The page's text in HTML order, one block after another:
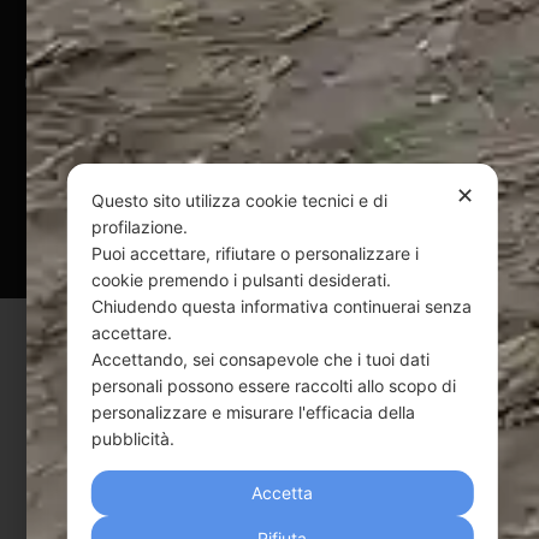
@ Copyright 2024 Webpesca è un brand Intent di Federico
Andrenacci P.Iva 01917920678
Via G. Galilei n. 2 – 64018 Tortoreto TE | REA TE-168019 |
Mail:info@webpesca.it| Pec:federicoandrenacci@pec.it
Questo sito è protetto da Google reCAPTCHA
Privacy Policy eTerms of Servicedi Google.
✕
Questo sito utilizza cookie tecnici e di
profilazione.
Puoi accettare, rifiutare o personalizzare i
cookie premendo i pulsanti desiderati.
Chiudendo questa informativa continuerai senza
accettare.
Accettando, sei consapevole che i tuoi dati
personali possono essere raccolti allo scopo di
personalizzare e misurare l'efficacia della
pubblicità.
Accetta